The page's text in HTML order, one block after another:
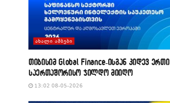
ᲐᲮᲐᲚᲘ ᲐᲛᲑᲔᲑᲘ
თიბისიმ Global Finance-ისგან კიდევ ერთი
საერთაშორისო ჯილდო მიიღო
13:02 08-05-2026